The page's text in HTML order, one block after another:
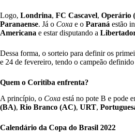
Logo, Londrina, FC Cascavel, Operário
Paranaense. Já o Coxa e o Paraná estão
Americana e estar disputando a
Dessa forma, o sorteio para definir os
e 24 de fevereiro, tendo o campeão
Quem o Coritiba enfrenta?
A princípio, o Coxa está no pote B e pode
(BA), Rio Branco (AC), URT,
Calendário da Copa do Brasil 2022